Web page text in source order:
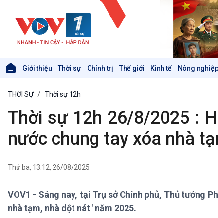
Giới thiệu Thời sự Chính trị Thế giới Kinh tế Nông
Thời sự 18h
Thời sự 21h30
Bản tin
Xã hội
Tin Đời sống & Xã hội
Khoa học & Công nghệ
Tin Khoa học & Công nghệ
THỜI SỰ Thời sự 12h
Thời sự 12h 26/8/2025 :
nước chung tay xóa nhà
Thứ ba, 13:12, 26/08/2025
VOV1 - Sáng nay, tại Trụ sở Chính phủ, Thủ tướng
nhà tạm, nhà dột nát" năm 2025.